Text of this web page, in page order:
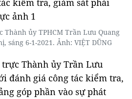
Thành ủy TPHCM Trần Lưu Quang
sáng 6-1-2021. Ảnh: VIỆT DŨNG
Thành ủy Trần Lưu
đánh giá công tác kiểm tra,
góp phần vào sự phát